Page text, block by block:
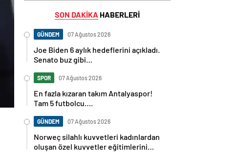
SON DAKİKA HABERLERİ
GÜNDEM 07 Ağustos 2026
Joe Biden 6 aylık hedeflerini açıkladı.
Senato buz gibi…
SPOR 07 Ağustos 2026
En fazla kızaran takım Antalyaspor!
Tam 5 futbolcu….
GÜNDEM 07 Ağustos 2026
Norweç silahlı kuvvetleri kadınlardan
oluşan özel kuvvetler eğitimlerini